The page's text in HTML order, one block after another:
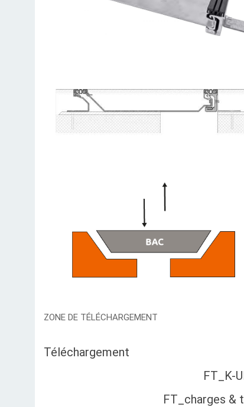
ZONE DE TÉLÉCHARGEMENT
Téléchargement
FT_K-
FT_charges &